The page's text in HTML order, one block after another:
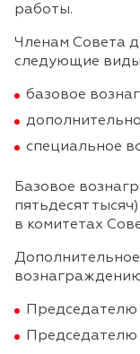
работы.
Членам Совета
следующие виды
базовое
специальное
Базовое
пятьдесят
в комитетах
Председателю
Председателю